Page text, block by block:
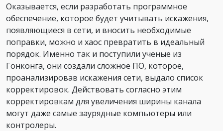
Оказывается, если разработать программное
обеспечение, которое будет учитывать искажения,
появляющиеся в сети, и вносить необходимые
поправки, можно и хаос превратить в идеальный
порядок. Именно так и поступили ученые из
Гонконга, они создали сложное ПО, которое,
проанализировав искажения сети, выдало список
корректировок. Действовать согласно этим
корректировкам для увеличения ширины канала
могут даже самые заурядные компьютеры или
контролеры.